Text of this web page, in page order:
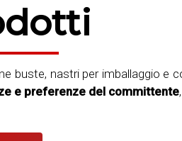
nastri per imballaggio e
e preferenze del committente